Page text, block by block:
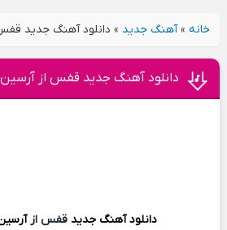
خانه»آهنگ جدید » دانلود آهنگ جدید
دانلود آهنگ جدید قفس از آرسین
دانلود آهنگ جدید قفس از